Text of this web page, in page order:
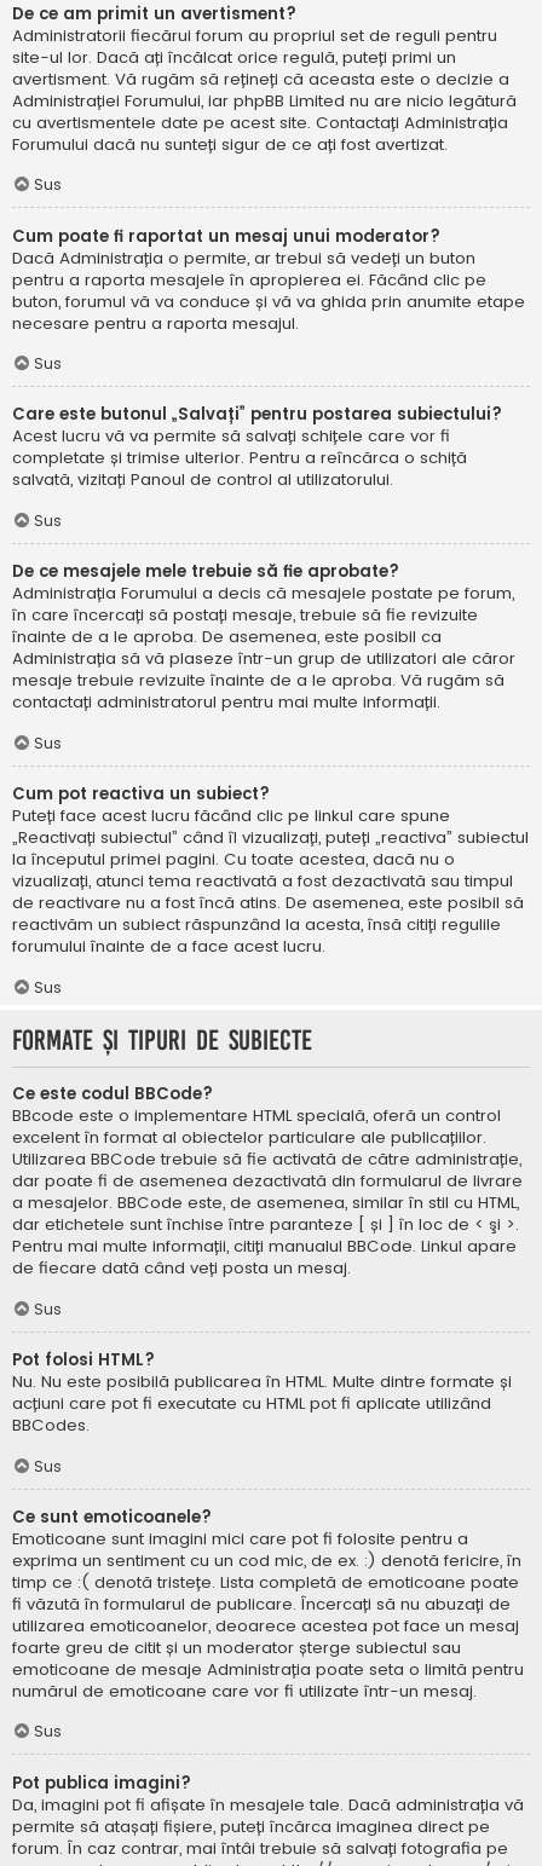
De ce am primit un avertisment?
Administratorii fiecărui forum au propriul set de reguli pentru
site-ul lor. Dacă ați încălcat orice regulă, puteți primi un
avertisment. Vă rugăm să rețineți că aceasta este o decizie a
Administrației Forumului, iar phpBB Limited nu are nicio legătură
cu avertismentele date pe acest site. Contactați Administrația
Forumului dacă nu sunteți sigur de ce ați fost avertizat.
Sus
Cum poate fi raportat un mesaj unui moderator?
Dacă Administrația o permite, ar trebui să vedeți un buton
pentru a raporta mesajele în apropierea ei. Făcând clic pe
buton, forumul vă va conduce și vă va ghida prin anumite etape
necesare pentru a raporta mesajul.
Sus
Care este butonul „Salvați” pentru postarea subiectului?
Acest lucru vă va permite să salvați schițele care vor fi
completate și trimise ulterior. Pentru a reîncărca o schiță
salvată, vizitați Panoul de control al utilizatorului.
Sus
De ce mesajele mele trebuie să fie aprobate?
Administrația Forumului a decis că mesajele postate pe forum,
în care încercați să postați mesaje, trebuie să fie revizuite
înainte de a le aproba. De asemenea, este posibil ca
Administrația să vă plaseze într-un grup de utilizatori ale căror
mesaje trebuie revizuite înainte de a le aproba. Vă rugăm să
contactați administratorul pentru mai multe informații.
Sus
Cum pot reactiva un subiect?
Puteți face acest lucru făcând clic pe linkul care spune
„Reactivați subiectul” când îl vizualizați, puteți „reactiva” subiectul
la începutul primei pagini. Cu toate acestea, dacă nu o
vizualizați, atunci tema reactivată a fost dezactivată sau timpul
de reactivare nu a fost încă atins. De asemenea, este posibil să
reactivăm un subiect răspunzând la acesta, însă citiți regulile
forumului înainte de a face acest lucru.
Sus
Formate și tipuri de subiecte
Ce este codul BBCode?
BBcode este o implementare HTML specială, oferă un control
excelent în format al obiectelor particulare ale publicațiilor.
Utilizarea BBCode trebuie să fie activată de către administrație,
dar poate fi de asemenea dezactivată din formularul de livrare
a mesajelor. BBCode este, de asemenea, similar în stil cu HTML,
dar etichetele sunt închise între paranteze [ și ] în loc de < şi >.
Pentru mai multe informații, citiți manualul BBCode. Linkul apare
de fiecare dată când veți posta un mesaj.
Sus
Pot folosi HTML?
Nu. Nu este posibilă publicarea în HTML. Multe dintre formate și
acțiuni care pot fi executate cu HTML pot fi aplicate utilizând
BBCodes.
Sus
Ce sunt emoticoanele?
Emoticoane sunt imagini mici care pot fi folosite pentru a
exprima un sentiment cu un cod mic, de ex. :) denotă fericire, în
timp ce :( denotă tristețe. Lista completă de emoticoane poate
fi văzută în formularul de publicare. Încercați să nu abuzați de
utilizarea emoticoanelor, deoarece acestea pot face un mesaj
foarte greu de citit și un moderator șterge subiectul sau
emoticoane de mesaje Administrația poate seta o limită pentru
numărul de emoticoane care vor fi utilizate într-un mesaj.
Sus
Pot publica imagini?
Da, imagini pot fi afișate în mesajele tale. Dacă administrația vă
permite să atașați fișiere, puteți încărca imaginea direct pe
forum. În caz contrar, mai întâi trebuie să salvați fotografia pe